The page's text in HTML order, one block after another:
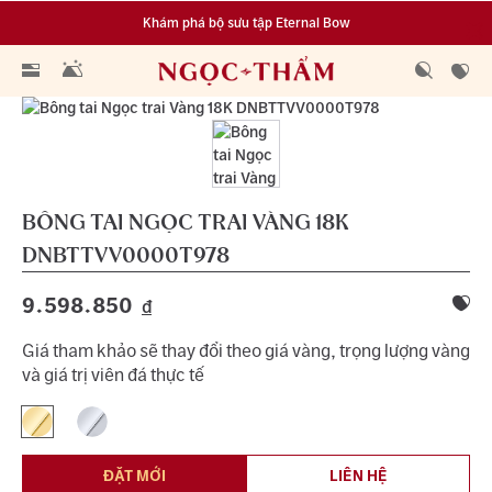
Khám phá bộ sưu tập Eternal Bow
Đa dạng lựa chọn tích luỹ từ 0.1 chỉ vàng 999.9
BÔNG TAI NGỌC TRAI VÀNG 18K
DNBTTVV0000T978
9.598.850 đ
Giá tham khảo sẽ thay đổi theo giá vàng, trọng lượng vàng
và giá trị viên đá thực tế
ĐẶT MỚI LIÊN HỆ